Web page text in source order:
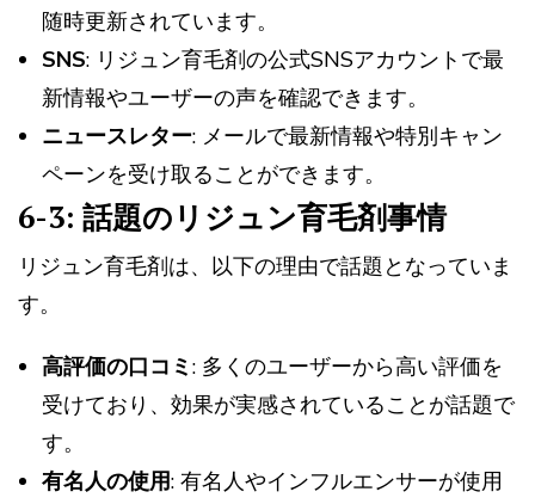
随時更新されています。
SNS: リジュン育毛剤の公式SNSアカウントで最
新情報やユーザーの声を確認できます。
ニュースレター: メールで最新情報や特別キャン
ペーンを受け取ることができます。
6-3: 話題のリジュン育毛剤事情
リジュン育毛剤は、以下の理由で話題となっていま
す。
高評価の口コミ: 多くのユーザーから高い評価を
受けており、効果が実感されていることが話題で
す。
有名人の使用: 有名人やインフルエンサーが使用